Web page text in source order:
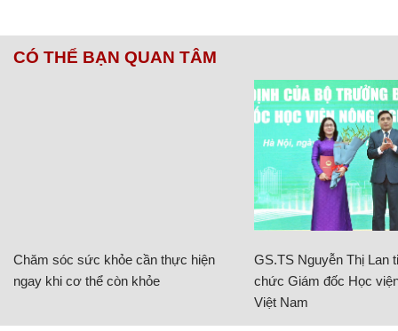
CÓ THỂ BẠN QUAN TÂM
Chăm sóc sức khỏe cần thực hiện
ngay khi cơ thể còn khỏe
GS.TS Nguyễn Thị Lan
chức Giám đốc Học
Việt Nam